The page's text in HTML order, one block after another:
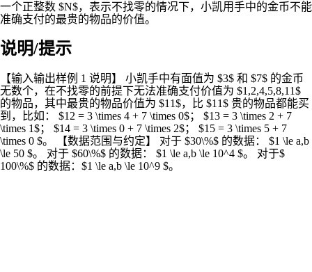
一个正整数 $N$，表示不找零的情况下，小凯用手中的金币不能
准确支付的最贵的物品的价值。
说明/提示
【输入输出样例 1 说明】 小凯手中有面值为 $3$ 和 $7$ 的金币
无数个，在不找零的前提下无法准确支付价值为 $1,2,4,5,8,11$
的物品，其中最贵的物品价值为 $11$，比 $11$ 贵的物品都能买
到，比如： $12 = 3 \times 4 + 7 \times 0$； $13 = 3 \times 2 + 7
\times 1$； $14 = 3 \times 0 + 7 \times 2$； $15 = 3 \times 5 + 7
\times 0 $。 【数据范围与约定】 对于 $30\%$ 的数据： $1 \le a,b
\le 50 $。 对于 $60\%$ 的数据： $1 \le a,b \le 10^4 $。 对于$
100\%$ 的数据：$1 \le a,b \le 10^9 $。